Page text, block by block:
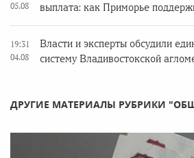
05.08
выплата: как Приморье
19:31
04.08
Власти и эксперты обсудили
систему Владивостокской
ДРУГИЕ МАТЕРИАЛЫ РУБРИКИ